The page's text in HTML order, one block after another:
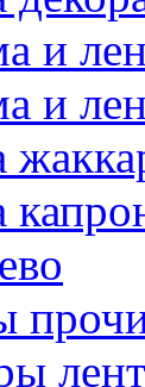
и
и